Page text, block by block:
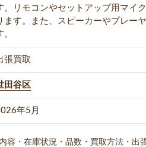
。リモコンやセットアップ用マイ
ます。また、スピーカーやプレー
。
張買取
田谷区
年5月
容・在庫状況・品数・買取方法・出